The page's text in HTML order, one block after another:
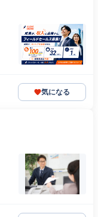
気になる